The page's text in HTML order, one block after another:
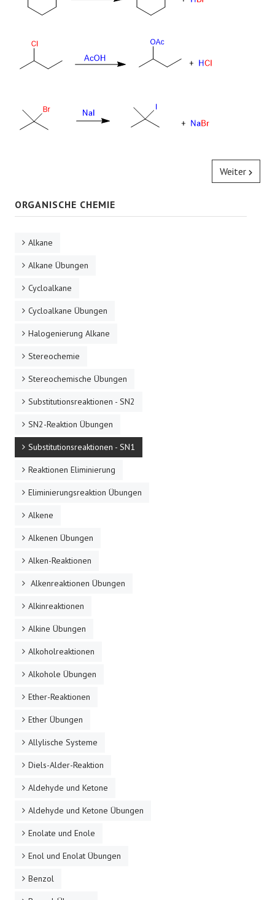
Weiter
ORGANISCHE CHEMIE
Alkane
Alkane Übungen
Cycloalkane
Cycloalkane Übungen
Halogenierung Alkane
Stereochemie
Stereochemische Übungen
Substitutionsreaktionen - SN2
SN2-Reaktion Übungen
Substitutionsreaktionen - SN1
Reaktionen Eliminierung
Eliminierungsreaktion Übungen
Alkene
Alkenen Übungen
Alken-Reaktionen
Alkenreaktionen Übungen
Alkinreaktionen
Alkine Übungen
Alkoholreaktionen
Alkohole Übungen
Ether-Reaktionen
Ether Übungen
Allylische Systeme
Diels-Alder-Reaktion
Aldehyde und Ketone
Aldehyde und Ketone Übungen
Enolate und Enole
Enol und Enolat Übungen
Benzol